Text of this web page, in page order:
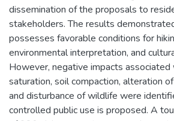
dissemination of the proposals to
stakeholders. The results
possesses favorable conditions for
environmental interpretation, and
However, negative impacts
saturation, soil compaction, alteration
and disturbance of wildlife were
controlled public use is proposed. A